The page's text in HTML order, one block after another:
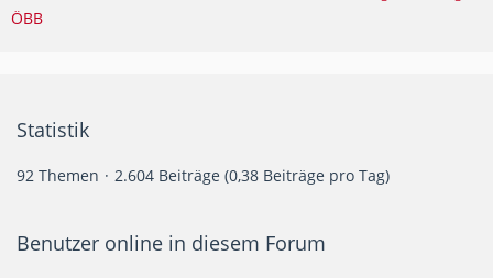
ÖBB
Statistik
92 Themen 2.604 Beiträge (0,38 Beiträge pro Tag)
Benutzer online in diesem Forum